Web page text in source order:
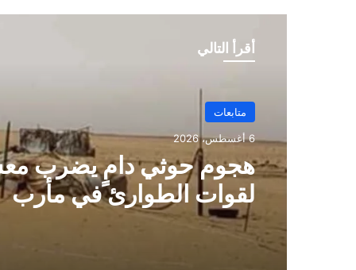
أقرأ التالي
متابعات
6 أغسطس، 2026
هجوم حوثي دامٍ يضرب
لقوات الطوارئ في مأرب
وحضرموت ويسقط عشرات